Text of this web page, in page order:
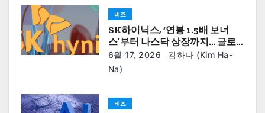
비즈
SK하이닉스, ‘연봉 1.5배 보너
스’부터 나스닥 상장까지… 글로
벌 AI 왕좌 굳히기
6월 17, 2026
김하나 (Kim Ha-
Na)
비즈